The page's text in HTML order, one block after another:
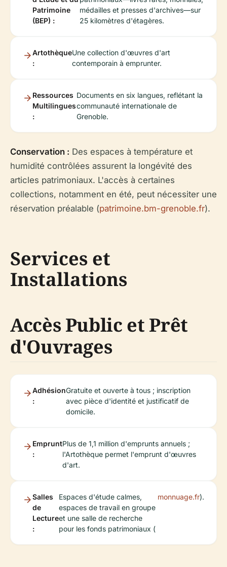
Patrimoine
(BEP) :
médailles et presses d'archives—sur
25 kilomètres d'étagères.
Artothèque
:
Une collection d'œuvres d'art
contemporain à emprunter.
Ressources
Multilingues
:
Documents en six langues, reflétant la
communauté internationale de
Grenoble.
Conservation : Des espaces à température et
humidité contrôlées assurent la longévité des
articles patrimoniaux. L'accès à certaines
collections, notamment en été, peut nécessiter une
réservation préalable (patrimoine.bm-grenoble.fr).
Services et
Installations
Accès Public et Prêt
d'Ouvrages
Adhésion
:
Gratuite et ouverte à tous ; inscription
avec pièce d'identité et justificatif de
domicile.
Emprunt
:
Plus de 1,1 million d'emprunts annuels ;
l'Artothèque permet l'emprunt d'œuvres
d'art.
Salles
de
Lecture
:
Espaces d'étude calmes,
espaces de travail en groupe
et une salle de recherche
pour les fonds patrimoniaux (
monnuage.fr).